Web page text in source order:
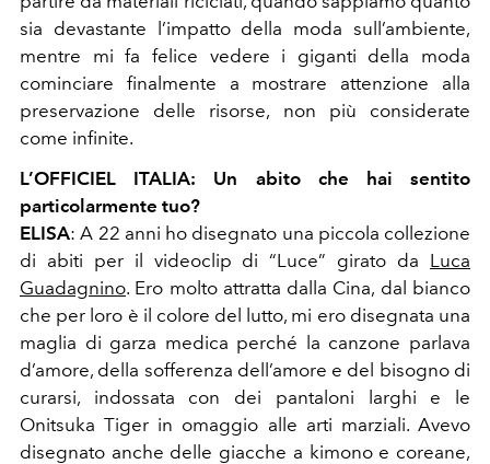
sia devastante l’impatto della moda sull’ambiente,
mentre mi fa felice vedere i giganti della moda
cominciare finalmente a mostrare attenzione alla
preservazione delle risorse, non più considerate
come infinite.
L’OFFICIEL ITALIA: Un abito che hai sentito
particolarmente tuo?
ELISA:A 22 anni ho disegnato una piccola collezione
di abiti per il videoclip di “Luce” girato da Luca
Guadagnino. Ero molto attratta dalla Cina, dal bianco
che per loro è il colore del lutto, mi ero disegnata una
maglia di garza medica perché la canzone parlava
d’amore, della sofferenza dell’amore e del bisogno di
curarsi, indossata con dei pantaloni larghi e le
Onitsuka Tiger in omaggio alle arti marziali. Avevo
disegnato anche delle giacche a kimono e coreane,